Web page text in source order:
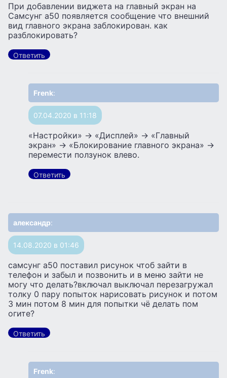
При добавлении виджета на главный экран на
Самсунг а50 появляется сообщение что внешний
вид главного экрана заблокирован. как
разблокировать?
Ответить
Frenk:
07.04.2020 в 11:18
«Настройки» -> «Дисплей» -> «Главный
экран» -> «Блокирование главного экрана» ->
перемести ползунок влево.
Ответить
александр:
14.08.2020 в 01:46
самсунг а50 поставил рисунок чтоб зайти в
телефон и забыл и позвонить и в меню зайти не
могу что делать?включал выключал перезагружал
толку 0 пару попыток нарисовать рисунок и потом
3 мин потом 8 мин для попытки чё делать пом
огите?
Ответить
Frenk: